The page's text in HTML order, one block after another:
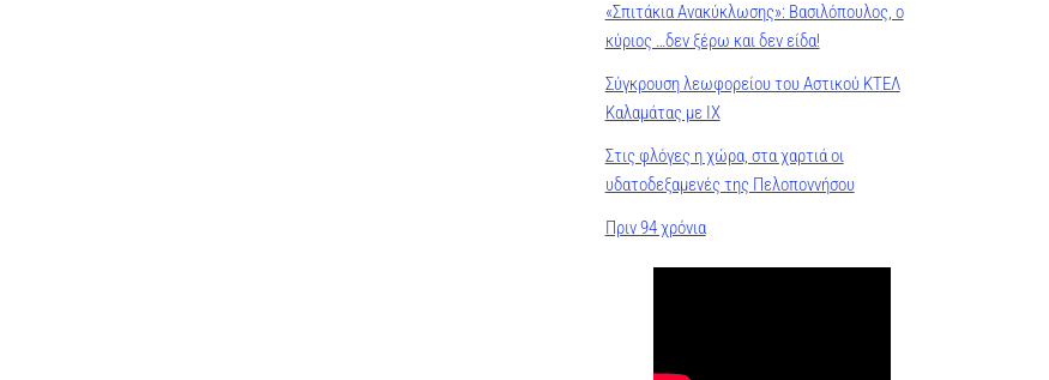
«Σπιτάκια Ανακύκλωσης»: Βασιλόπουλος, ο
κύριος …δεν ξέρω και δεν είδα!
Σύγκρουση λεωφορείου του Αστικού ΚΤΕΛ
Καλαμάτας με ΙΧ
Στις φλόγες η χώρα, στα χαρτιά οι
υδατοδεξαμενές της Πελοποννήσου
Πριν 94 χρόνια